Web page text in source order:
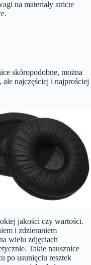
na materiały stricte
skóropodobne, można
najczęściej i najprościej
jakości czy wartości.
i zdzieraniem
wielu zdjęciach
Takie nausznice
po usunięciu resztek